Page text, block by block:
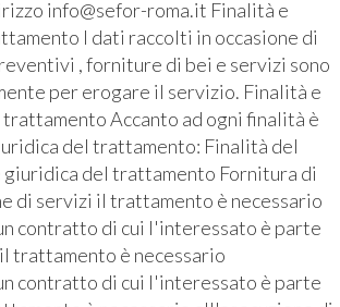
info@sefor-roma.it Finalità e
I dati raccolti in occasione di
, forniture di bei e servizi sono
per erogare il servizio. Finalità e
Accanto ad ogni finalità è
del trattamento: Finalità del
del trattamento Fornitura di
di servizi il trattamento è necessario
contratto di cui l'interessato è parte
trattamento è necessario
contratto di cui l'interessato è parte